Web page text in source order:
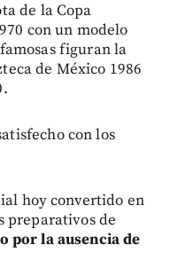
de la Copa
con un modelo
figuran la
de México 1986
con los
hoy convertido en
preparativos de
por la ausencia de